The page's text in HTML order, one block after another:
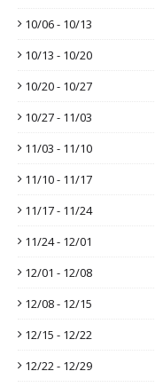
10/06 - 10/13
10/13 - 10/20
10/20 - 10/27
10/27 - 11/03
11/03 - 11/10
11/10 - 11/17
11/17 - 11/24
11/24 - 12/01
12/01 - 12/08
12/08 - 12/15
12/15 - 12/22
12/22 - 12/29